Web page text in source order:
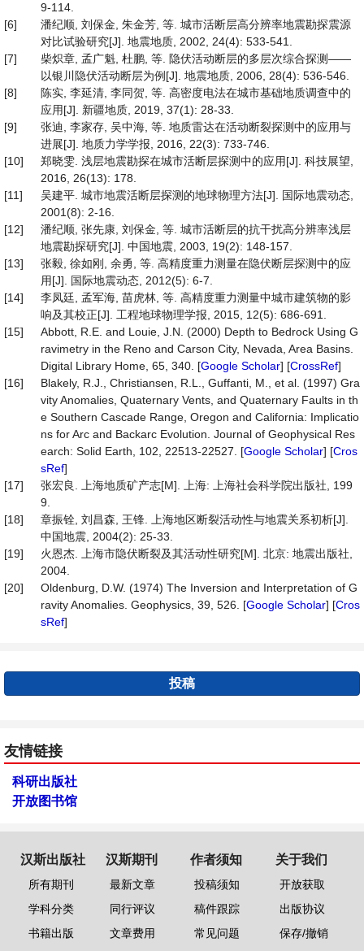
9-114.
[6]
潘纪顺, 刘保金, 朱金芳, 等. 城市活断层高分辨率地震勘探震源
对比试验研究[J]. 地震地质, 2002, 24(4): 533-541.
[7]
柴炽章, 孟广魁, 杜鹏, 等. 隐伏活动断层的多层次综合探测——
以银川隐伏活动断层为例[J]. 地震地质, 2006, 28(4): 536-546.
[8]
陈实, 李延清, 李同贺, 等. 高密度电法在城市基础地质调查中的
应用[J]. 新疆地质, 2019, 37(1): 28-33.
[9]
张迪, 李家存, 吴中海, 等. 地质雷达在活动断裂探测中的应用与
进展[J]. 地质力学学报, 2016, 22(3): 733-746.
[10]
郑晓雯. 浅层地震勘探在城市活断层探测中的应用[J]. 科技展望,
2016, 26(13): 178.
[11]
吴建平. 城市地震活断层探测的地球物理方法[J]. 国际地震动态,
2001(8): 2-16.
[12]
潘纪顺, 张先康, 刘保金, 等. 城市活断层的抗干扰高分辨率浅层
地震勘探研究[J]. 中国地震, 2003, 19(2): 148-157.
[13]
张毅, 徐如刚, 余勇, 等. 高精度重力测量在隐伏断层探测中的应
用[J]. 国际地震动态, 2012(5): 6-7.
[14]
李凤廷, 孟军海, 苗虎林, 等. 高精度重力测量中城市建筑物的影
响及其校正[J]. 工程地球物理学报, 2015, 12(5): 686-691.
[15]
Abbott, R.E. and Louie, J.N. (2000) Depth to Bedrock Using G
ravimetry in the Reno and Carson City, Nevada, Area Basins.
Digital Library Home, 65, 340. [Google Scholar] [CrossRef]
[16]
Blakely, R.J., Christiansen, R.L., Guffanti, M., et al. (1997) Gra
vity Anomalies, Quaternary Vents, and Quaternary Faults in th
e Southern Cascade Range, Oregon and California: Implicatio
ns for Arc and Backarc Evolution. Journal of Geophysical Res
earch: Solid Earth, 102, 22513-22527. [Google Scholar] [Cros
sRef]
[17]
张宏良. 上海地质矿产志[M]. 上海: 上海社会科学院出版社, 199
9.
[18]
章振铨, 刘昌森, 王锋. 上海地区断裂活动性与地震关系初析[J].
中国地震, 2004(2): 25-33.
[19]
火恩杰. 上海市隐伏断裂及其活动性研究[M]. 北京: 地震出版社,
2004.
[20]
Oldenburg, D.W. (1974) The Inversion and Interpretation of G
ravity Anomalies. Geophysics, 39, 526. [Google Scholar] [Cros
sRef]
投稿
友情链接
科研出版社
开放图书馆
汉斯出版社
所有期刊
学科分类
书籍出版
汉斯期刊
最新文章
同行评议
文章费用
作者须知
投稿须知
稿件跟踪
常见问题
关于我们
开放获取
出版协议
保存/撤销